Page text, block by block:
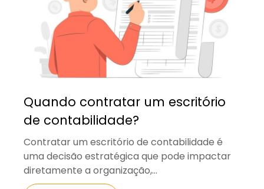
Quando contratar um escritório
de contabilidade?
Contratar um escritório de contabilidade é
uma decisão estratégica que pode impactar
diretamente a organização,...